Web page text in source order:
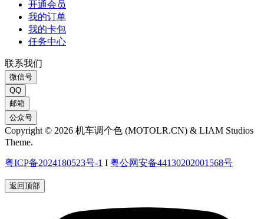
开通会员
我的订单
我的卡包
任务中心
联系我们
微信号
QQ
邮箱
公众号
Copyright © 2026 机车调个色 (MOTOLR.CN) & LIAM Studios
Theme.
粤ICP备2024180523号-1 I 粤公网安备44130202001568号
返回顶部